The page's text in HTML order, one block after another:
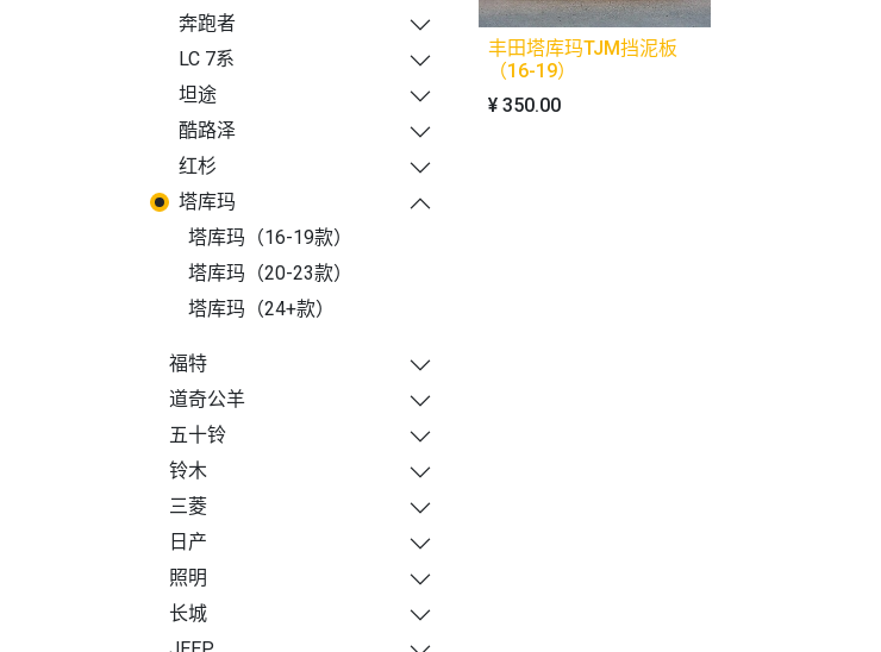
奔跑者
LC 7系
坦途
酷路泽
红杉
塔库玛
塔库玛（16-19款）
塔库玛（20-23款）
塔库玛（24+款）
福特
道奇公羊
五十铃
铃木
三菱
日产
照明
长城
丰田塔库玛TJM挡泥板
（16-19）
¥ 350.00